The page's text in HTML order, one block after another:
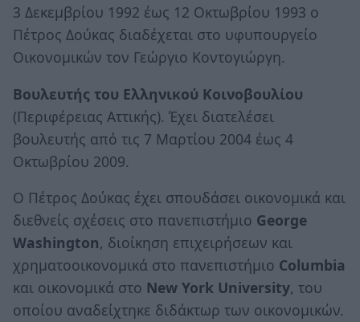
3 Δεκεμβρίου 1992 έως 12 Οκτωβρίου 1993 ο
Πέτρος Δούκας διαδέχεται στο υφυπουργείο
Οικονομικών τον Γεώργιο Κοντογιώργη.
Βουλευτής του Ελληνικού Κοινοβουλίου
(Περιφέρειας Αττικής). Έχει διατελέσει
βουλευτής από τις 7 Μαρτίου 2004 έως 4
Οκτωβρίου 2009.
Ο Πέτρος Δούκας έχει σπουδάσει οικονομικά και
διεθνείς σχέσεις στο πανεπιστήμιο George
Washington, διοίκηση επιχειρήσεων και
χρηματοοικονομικά στο πανεπιστήμιο Columbia
και οικονομικά στο New York University, του
οποίου αναδείχτηκε διδάκτωρ των οικονομικών.